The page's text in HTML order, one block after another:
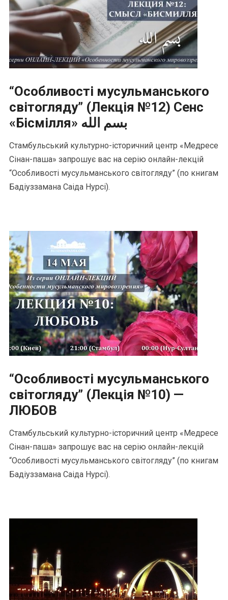
“Особливості мусульманського
світогляду” (Лекція №12) Сенс
«Бісмілля» بسم الله
Стамбульський культурно-історичний центр «Медресе
Сінан-паша» запрошує вас на серію онлайн-лекцій
“Особливості мусульманського світогляду” (по книгам
Бадіуззамана Саіда Нурсі).
“Особливості мусульманського
світогляду” (Лекція №10) —
ЛЮБОВ
Стамбульський культурно-історичний центр «Медресе
Сінан-паша» запрошує вас на серію онлайн-лекцій
“Особливості мусульманського світогляду” (по книгам
Бадіуззамана Саіда Нурсі).